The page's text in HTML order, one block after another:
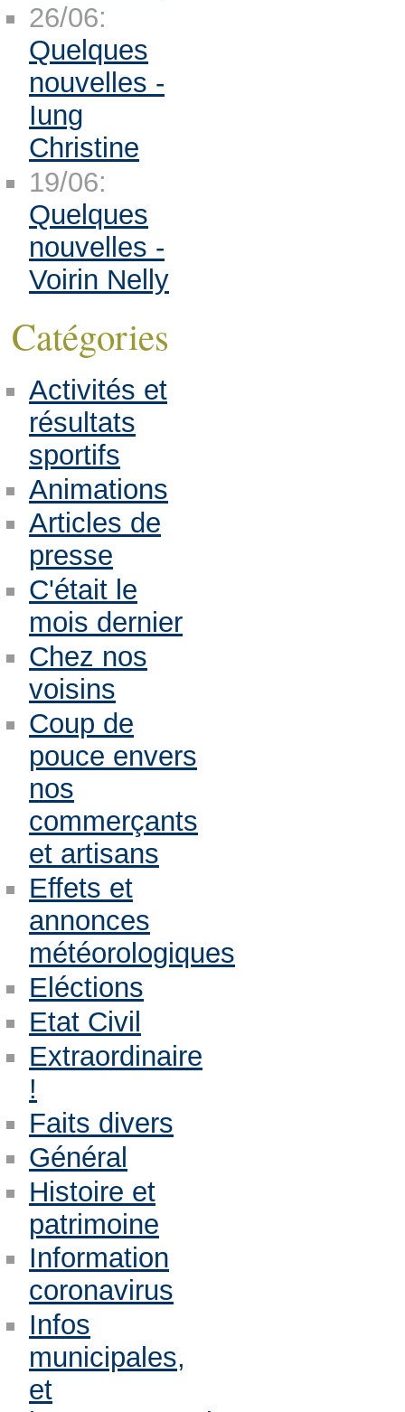
26/06:
Quelques
nouvelles -
Iung
Christine
19/06:
Quelques
nouvelles -
Voirin Nelly
Catégories
Activités et
résultats
sportifs
Animations
Articles de
presse
C'était le
mois dernier
Chez nos
voisins
Coup de
pouce envers
nos
commerçants
et artisans
Effets et
annonces
météorologiques
Eléctions
Etat Civil
Extraordinaire
!
Faits divers
Général
Histoire et
patrimoine
Information
coronavirus
Infos
municipales,
et